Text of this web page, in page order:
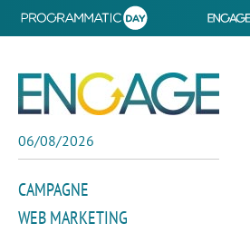
06/08/2026
CAMPAGNE
WEB MARKETING